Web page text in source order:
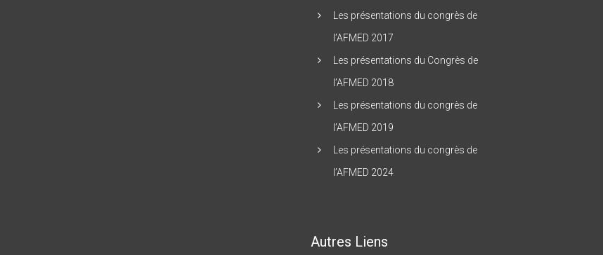
Les présentations du congrès de
l’AFMED 2017
Les présentations du Congrès de
l’AFMED 2018
Les présentations du congrès de
l’AFMED 2019
Les présentations du congrès de
l’AFMED 2024
Autres Liens